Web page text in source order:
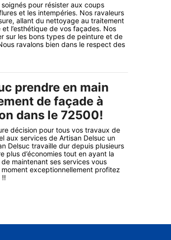
pour résister aux coups
et les intempéries. Nos ravaleurs
allant du nettoyage au traitement
l’esthétique de vos façades. Nos
sur les bons types de peinture et de
ravalons bien dans le respect des
prendre en main
de façade à
dans le 72500!
décision pour tous vos travaux de
aux services de Artisan Delsuc un
Delsuc travaille dur depuis plusieurs
plus d’économies tout en ayant la
maintenant ses services vous
exceptionnellement profitez
!!